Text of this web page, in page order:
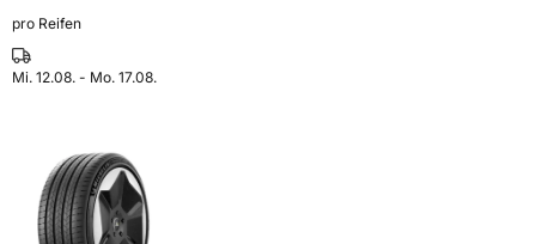
pro Reifen
Mi. 12.08. - Mo. 17.08.